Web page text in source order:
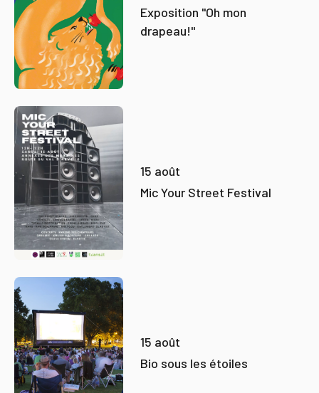
Exposition "Oh mon
drapeau!"
15 août
Mic Your Street Festival
15 août
Bio sous les étoiles